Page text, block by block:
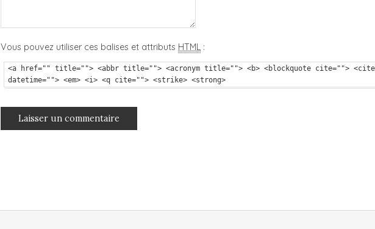
Vous pouvez utiliser ces balises et attributs HTML :
<a href="" title=""> <abbr title=""> <acronym title=""> <b> <blockquote cite=""> <cite>
datetime=""> <em> <i> <q cite=""> <strike> <strong>